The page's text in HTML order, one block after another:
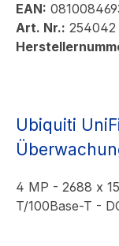
EAN:
Art. Nr.: 254042
Ubiquiti
4 MP - 2688 x
T/100Base-T -